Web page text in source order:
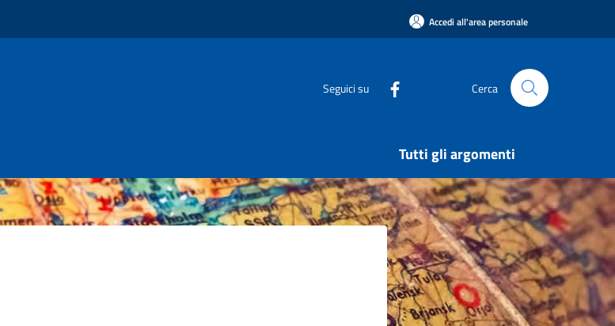
Accedi all'area personale
Seguici su Cerca
Tutti gli argomenti